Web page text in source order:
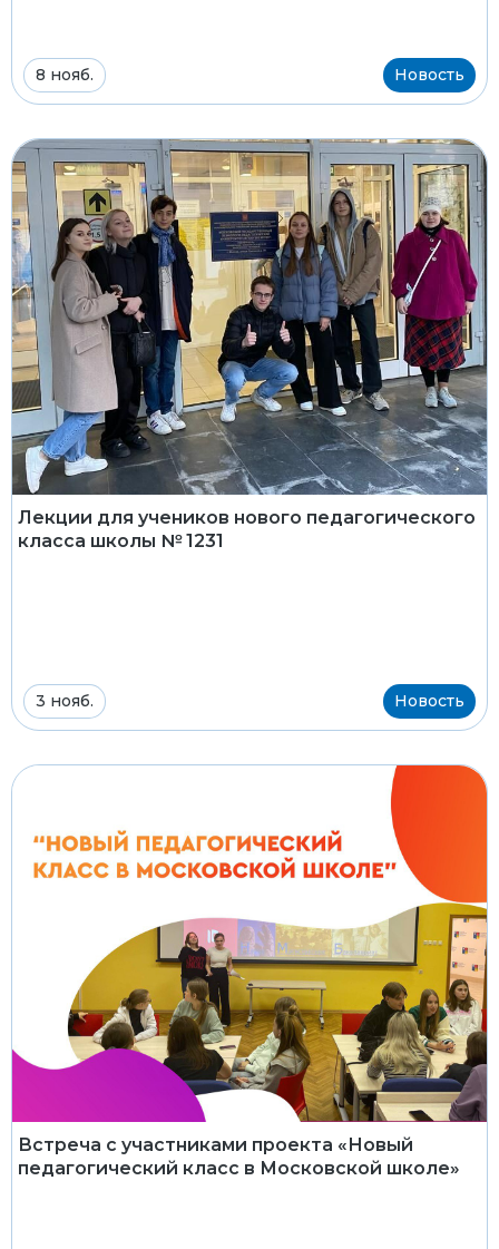
8 нояб. Новость
Лекции для учеников нового педагогического
класса школы № 1231
3 нояб. Новость
Встреча с участниками проекта «Новый
педагогический класс в Московской школе»